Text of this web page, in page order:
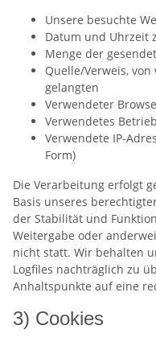
Unsere besuchte
Datum und Uhrzeit
Menge der
Quelle/Verweis,
gelangten
Verwendeter
Verwendetes
Verwendete IP-
Form)
Die Verarbeitung erfolgt
Basis unseres
der Stabilität und
Weitergabe oder
nicht statt. Wir behalten
Logfiles nachträglich zu
Anhaltspunkte auf eine
3) Cookies